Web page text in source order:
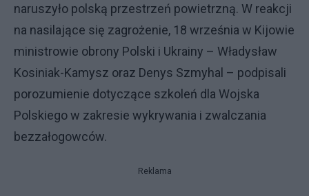
naruszyło polską przestrzeń powietrzną. W reakcji
na nasilające się zagrożenie, 18 września w Kijowie
ministrowie obrony Polski i Ukrainy – Władysław
Kosiniak-Kamysz oraz Denys Szmyhal – podpisali
porozumienie dotyczące szkoleń dla Wojska
Polskiego w zakresie wykrywania i zwalczania
bezzałogowców.
Reklama